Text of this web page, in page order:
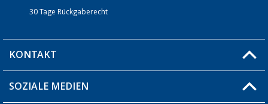
30 Tage Rückgaberecht
KONTAKT
Du hast eine Frage?
SOZIALE MEDIEN